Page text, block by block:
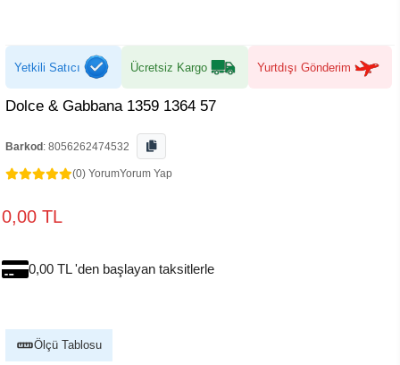
Yetkili Satıcı Ücretsiz Kargo Yurtdışı Gönderim
Dolce & Gabbana 1359 1364 57
Barkod : 8056262474532
(0) YorumYorum Yap
0,00 TL
0,00 TL 'den başlayan taksitlerle
Ölçü Tablosu